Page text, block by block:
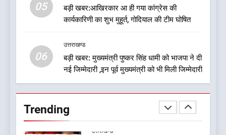
05
बड़ी खबर:आखिरकार आ ही गया कांग्रेस की
कार्यकारिणी का शुभ मुहूर्त, गोदियाल की टीम घोषित
06
उत्तराखण्ड
बड़ी खबर: मुख्यमंत्री पुष्कर सिंह धामी को भाजपा ने दी
नई जिम्मेदारी ,इन पूर्व मुख्यमंत्री को भी मिली जिम्मेदारी
Trending
1
जनकल्याण, रोजगार, शिक्षा, श्रमिक
फैसले
रहे हैं उत्तराखंड भाजपा के नए प्रदेश
अध्यक्ष? राजनीति के गलियारों में